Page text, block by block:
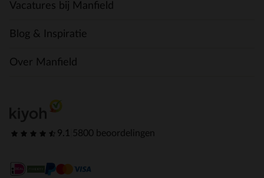
Vacatures bij Manfield
Blog & Inspiratie
Over Manfield
9.1 5800 beoordelingen